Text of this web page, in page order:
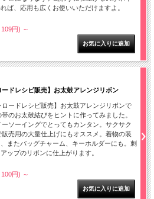
ば、応用も広くお使いいただけますよ。
円) ～
ードレシピ販売】お太鼓アレンジリボン
ロードレシピ販売】お太鼓アレンジリボンで
のお太鼓結びをヒントに作ってみました。
ーソーイングでとってもカンタン。サクサク
販売用の大量仕上げにもオススメ。着物の装
またバッグチャーム、キーホルダーにも。刺
ップのリボンに仕上がります。
円) ～